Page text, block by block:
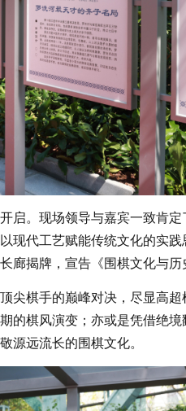
启。现场领导与嘉宾一致肯
现代工艺赋能传统文化的实
廊揭牌，宣告《围棋文化与历
尖棋手的巅峰对决，尽显高
的棋风演变；亦或是凭借绝
源远流长的围棋文化。